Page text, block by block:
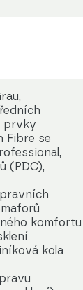
prvky
Fibre se
(PDC),
komfortu
kola